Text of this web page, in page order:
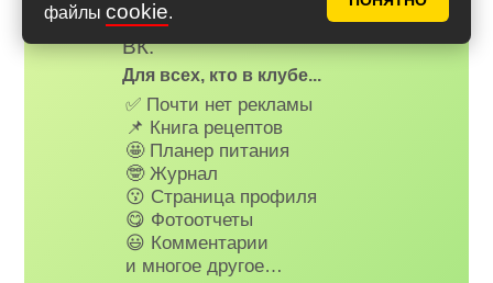
файлы cookie.
на наш сайт через Яндекс или
ВК.
Для всех, кто в клубе...
✅ Почти нет рекламы
📌 Книга рецептов
🤩 Планер питания
🤓 Журнал
😗 Страница профиля
😋 Фотоотчеты
😃 Комментарии
и многое другое…